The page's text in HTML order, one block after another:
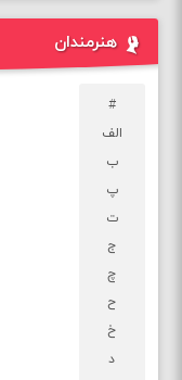
هنرمندان
#
الف
ب
پ
ت
ج
چ
ح
خ
د